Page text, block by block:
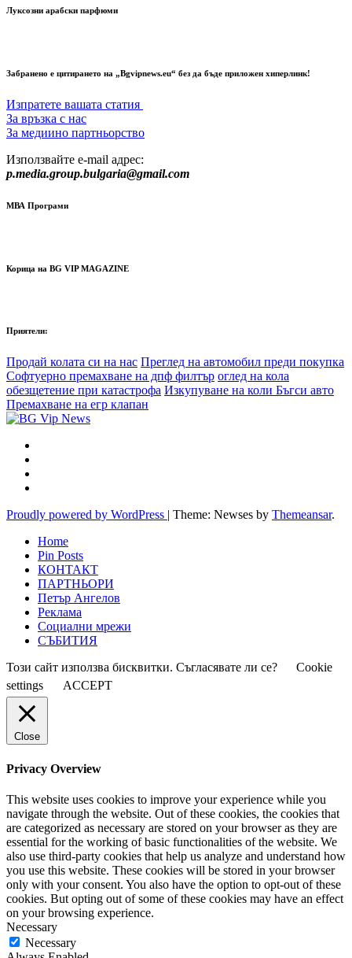
Луксозни арабски парфюми
Забранено е цитирането на „Bgvipnews.eu“ без да бъде приложен хиперлинк!
Изпратете вашата статия
За връзка с нас
За медиино партньорство
Използвайте e-mail адрес:
p.media.group.bulgaria@gmail.com
МВА Програми
Корица на BG VIP MAGAZINE
Приятели:
Продай колата си на нас Преглед на автомобил преди покупка
Софтуерно премахване на дпф филтър оглед на кола
обезщетение при катастрофа Изкупуване на коли Бъгси авто
Премахване на егр клапан
Proudly powered by WordPress Theme: Newses by Themeansar.
Home
Pin Posts
КОНТАКТ
ПАРТНЬОРИ
Петър Ангелов
Реклама
Социални мрежи
СЪБИТИЯ
Този сайт използва бисквитки. Съгласявате ли се?
Cookie
settings
ACCEPT
Close
Privacy Overview
This website uses cookies to improve your experience while you
navigate through the website. Out of these cookies, the cookies that
are categorized as necessary are stored on your browser as they are
essential for the working of basic functionalities of the website. We
also use third-party cookies that help us analyze and understand how
you use this website. These cookies will be stored in your browser
only with your consent. You also have the option to opt-out of these
cookies. But opting out of some of these cookies may have an effect
on your browsing experience.
Necessary
Necessary